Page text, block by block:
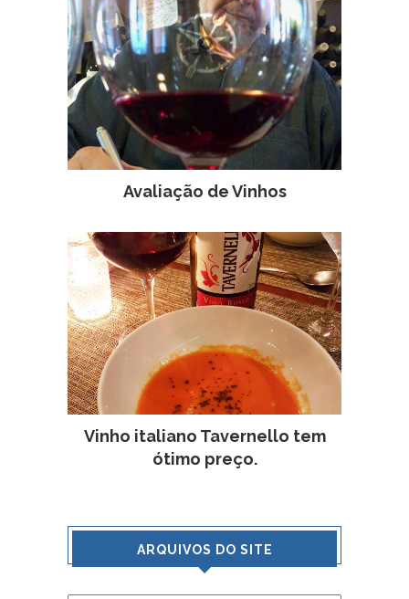
Avaliação de Vinhos
Vinho italiano Tavernello tem
ótimo preço.
ARQUIVOS DO SITE